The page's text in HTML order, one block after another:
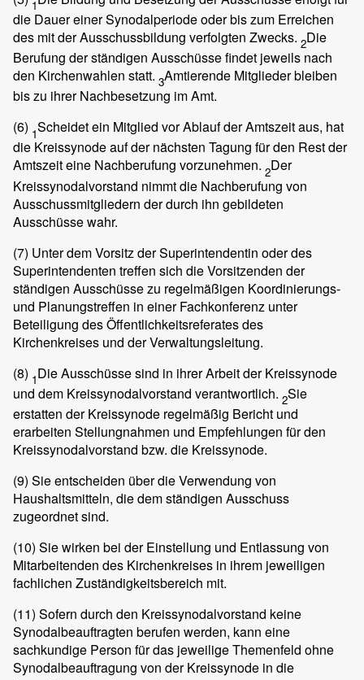
1
die Dauer einer Synodalperiode oder bis zum Erreichen
des mit der Ausschussbildung verfolgten Zwecks. 2Die
Berufung der ständigen Ausschüsse findet jeweils nach
den Kirchenwahlen statt. 3Amtierende Mitglieder bleiben
bis zu ihrer Nachbesetzung im Amt.
(6) 1Scheidet ein Mitglied vor Ablauf der Amtszeit aus, hat
die Kreissynode auf der nächsten Tagung für den Rest der
Amtszeit eine Nachberufung vorzunehmen. 2Der
Kreissynodalvorstand nimmt die Nachberufung von
Ausschussmitgliedern der durch ihn gebildeten
Ausschüsse wahr.
(7) Unter dem Vorsitz der Superintendentin oder des
Superintendenten treffen sich die Vorsitzenden der
ständigen Ausschüsse zu regelmäßigen Koordinierungs-
und Planungstreffen in einer Fachkonferenz unter
Beteiligung des Öffentlichkeitsreferates des
Kirchenkreises und der Verwaltungsleitung.
(8) 1Die Ausschüsse sind in ihrer Arbeit der Kreissynode
und dem Kreissynodalvorstand verantwortlich. 2Sie
erstatten der Kreissynode regelmäßig Bericht und
erarbeiten Stellungnahmen und Empfehlungen für den
Kreissynodalvorstand bzw. die Kreissynode.
(9) Sie entscheiden über die Verwendung von
Haushaltsmitteln, die dem ständigen Ausschuss
zugeordnet sind.
(10) Sie wirken bei der Einstellung und Entlassung von
Mitarbeitenden des Kirchenkreises in ihrem jeweiligen
fachlichen Zuständigkeitsbereich mit.
(11) Sofern durch den Kreissynodalvorstand keine
Synodalbeauftragten berufen werden, kann eine
sachkundige Person für das jeweilige Themenfeld ohne
Synodalbeauftragung von der Kreissynode in die